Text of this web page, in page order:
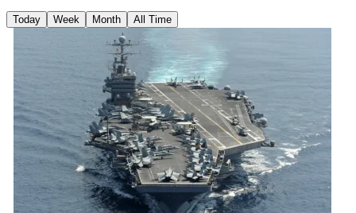
Today Week Month All Time